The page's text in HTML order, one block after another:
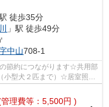
徒歩35分
」駅 徒歩49分
中山708-1
節約につながります☆共用部
小型犬２匹まで）☆居室照
理費等：5,500円 )